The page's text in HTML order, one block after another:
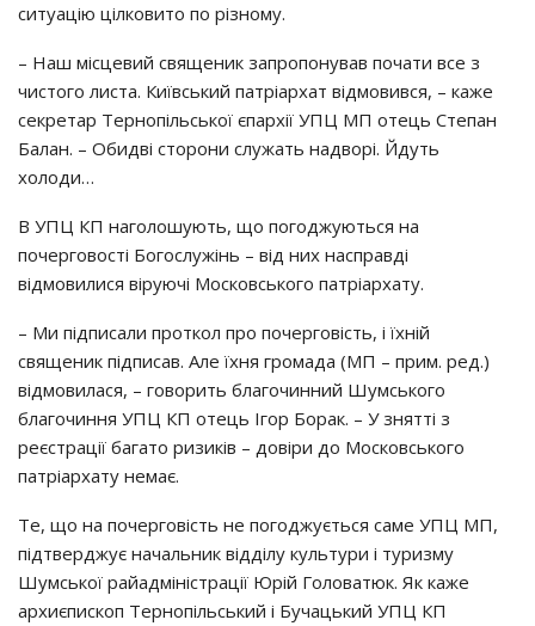
ситуацію цілковито по різному.
– Наш місцевий священик запропонував почати все з
чистого листа. Київський патріархат відмовився, – каже
секретар Тернопільської єпархії УПЦ МП отець Степан
Балан. – Обидві сторони служать надворі. Йдуть
холоди…
В УПЦ КП наголошують, що погоджуються на
почерговості Богослужінь – від них насправді
відмовилися віруючі Московського патріархату.
– Ми підписали проткол про почерговість, і їхній
священик підписав. Але їхня громада (МП – прим. ред.)
відмовилася, – говорить благочинний Шумського
благочиння УПЦ КП отець Ігор Борак. – У знятті з
реєстрації багато ризиків – довіри до Московського
патріархату немає.
Те, що на почерговість не погоджується саме УПЦ МП,
підтверджує начальник відділу культури і туризму
Шумської райадміністрації Юрій Головатюк. Як каже
архиєпископ Тернопільський і Бучацький УПЦ КП